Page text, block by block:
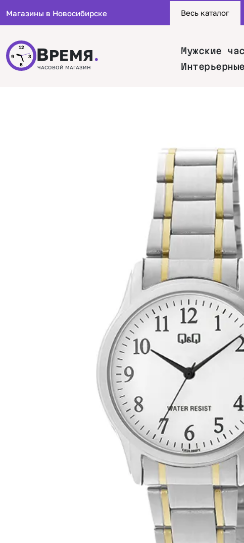
Магазины в Новосибирске Весь каталог
12
3
6
9 ВРЕМЯ.
ЧАСОВОЙ МАГАЗИН
Мужские
Интерьерные